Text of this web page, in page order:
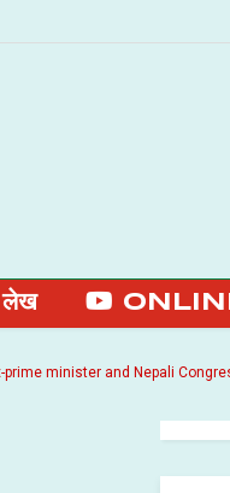
लेख
minister and Nepali Congress